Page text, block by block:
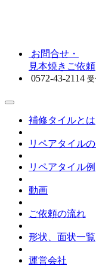
お問合せ・
見本焼きご依頼
0572-43-2114 受
補修タイルとは
リペアタイル
リペアタイル例
動画
ご依頼の流れ
形状、面状一覧
運営会社